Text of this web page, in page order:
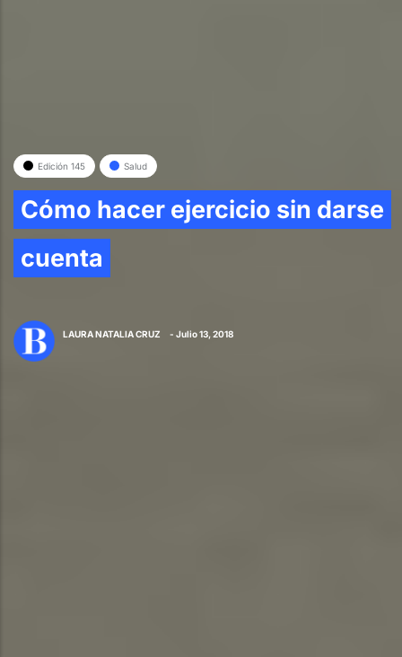
Edición 145 Salud
Cómo hacer ejercicio sin darse
cuenta
LAURA NATALIA CRUZ - Julio 13, 2018